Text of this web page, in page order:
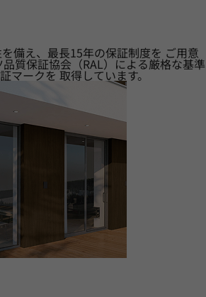
備え、最長15年の保証制度を ご用意
質保証協会（RAL）による厳格な基準
マークを 取得しています。